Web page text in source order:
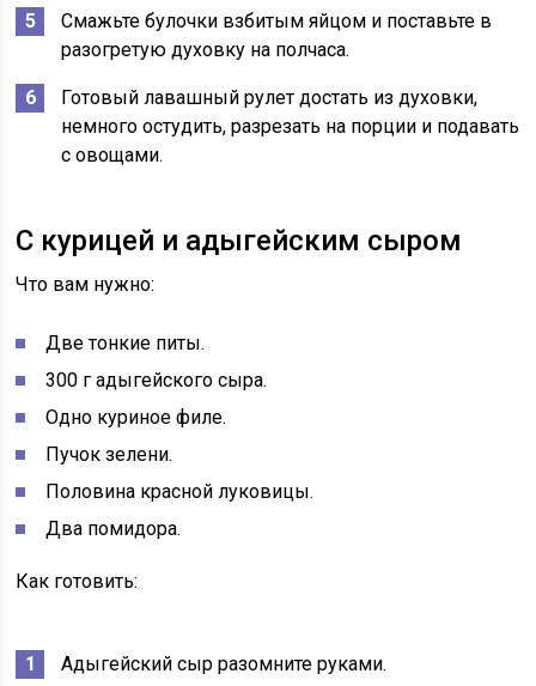
Смажьте булочки взбитым яйцом и поставьте в
разогретую духовку на полчаса.
Готовый лавашный рулет достать из духовки,
немного остудить, разрезать на порции и подавать
с овощами.
С курицей и адыгейским сыром
Что вам нужно:
Две тонкие питы.
300 г адыгейского сыра.
Одно куриное филе.
Пучок зелени.
Половина красной луковицы.
Два помидора.
Как готовить:
Адыгейский сыр разомните руками.